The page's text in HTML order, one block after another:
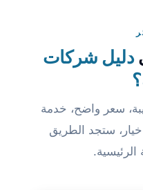
دليل شركات
سعر واضح، خدمة
ستجد الطريق